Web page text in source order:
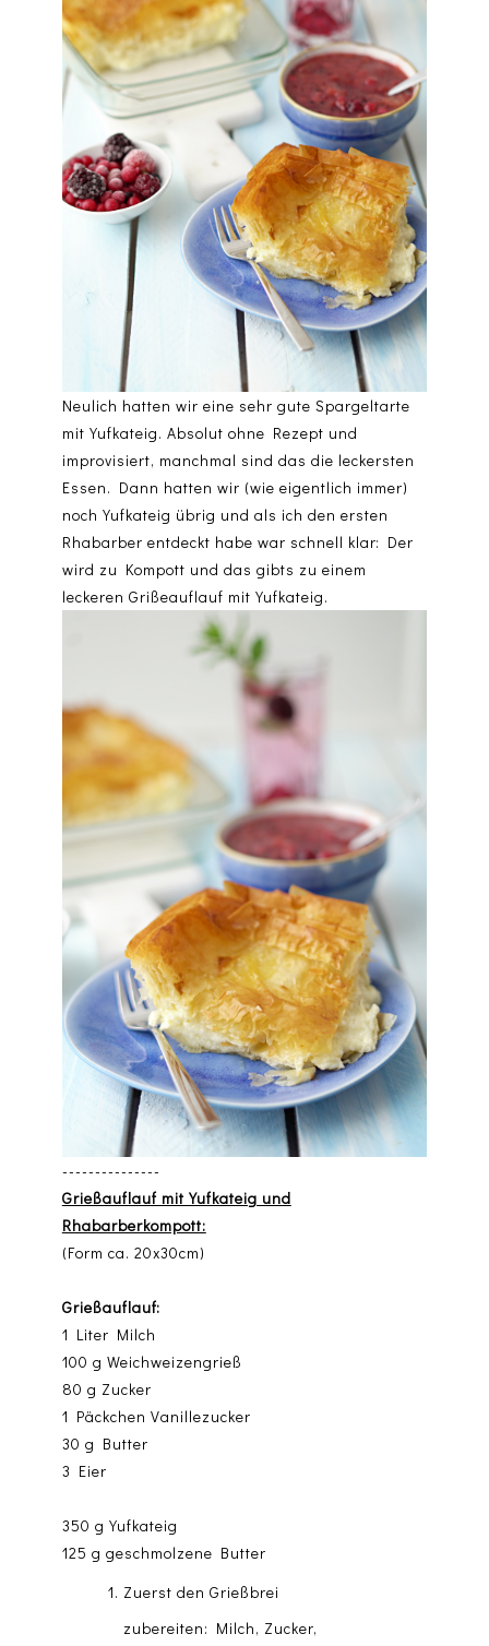
Neulich hatten wir eine sehr gute Spargeltarte
mit Yufkateig. Absolut ohne Rezept und
improvisiert, manchmal sind das die leckersten
Essen. Dann hatten wir (wie eigentlich immer)
noch Yufkateig übrig und als ich den ersten
Rhabarber entdeckt habe war schnell klar: Der
wird zu Kompott und das gibts zu einem
leckeren Grißeauflauf mit Yufkateig.
---------------
Grießauflauf mit Yufkateig und
Rhabarberkompott:
(Form ca. 20x30cm)
Grießauflauf:
1 Liter Milch
100 g Weichweizengrieß
80 g Zucker
1 Päckchen Vanillezucker
30 g Butter
3 Eier
350 g Yufkateig
125 g geschmolzene Butter
Zuerst den Grießbrei
zubereiten: Milch, Zucker,